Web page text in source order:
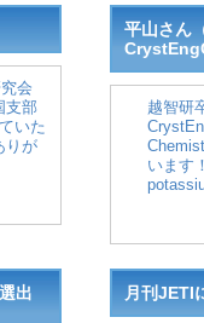
究会
支部
いた
りが
平山さん
越智研
います
出
月刊JETI